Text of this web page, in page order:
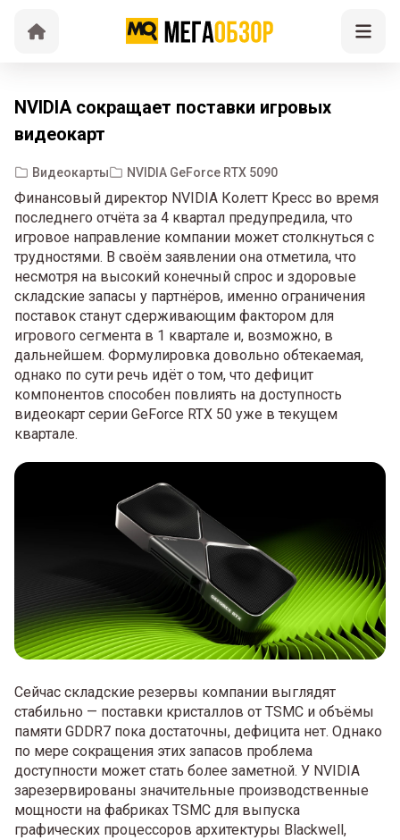
NVIDIA сокращает поставки игровых
видеокарт
Видеокарты NVIDIA GeForce RTX 5090
Финансовый директор NVIDIA Колетт Кресс во время
последнего отчёта за 4 квартал предупредила, что
игровое направление компании может столкнуться с
трудностями. В своём заявлении она отметила, что
несмотря на высокий конечный спрос и здоровые
складские запасы у партнёров, именно ограничения
поставок станут сдерживающим фактором для
игрового сегмента в 1 квартале и, возможно, в
дальнейшем. Формулировка довольно обтекаемая,
однако по сути речь идёт о том, что дефицит
компонентов способен повлиять на доступность
видеокарт серии GeForce RTX 50 уже в текущем
квартале.
Сейчас складские резервы компании выглядят
стабильно — поставки кристаллов от TSMC и объёмы
памяти GDDR7 пока достаточны, дефицита нет. Однако
по мере сокращения этих запасов проблема
доступности может стать более заметной. У NVIDIA
зарезервированы значительные производственные
мощности на фабриках TSMC для выпуска
графических процессоров архитектуры Blackwell,